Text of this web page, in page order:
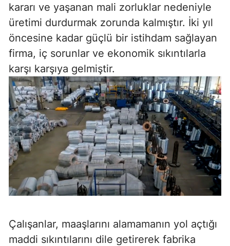
kararı ve yaşanan mali zorluklar nedeniyle
üretimi durdurmak zorunda kalmıştır. İki yıl
öncesine kadar güçlü bir istihdam sağlayan
firma, iç sorunlar ve ekonomik sıkıntılarla
karşı karşıya gelmiştir.
Çalışanlar, maaşlarını alamamanın yol açtığı
maddi sıkıntılarını dile getirerek fabrika